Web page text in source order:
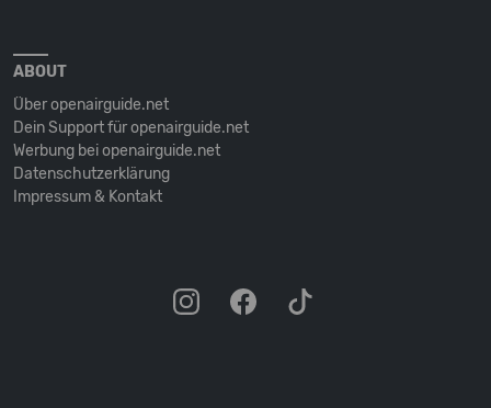
ABOUT
Über openairguide.net
Dein Support für openairguide.net
Werbung bei openairguide.net
Datenschutz­erklärung
Impressum & Kontakt